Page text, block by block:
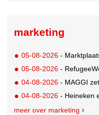
marketing
05-08-2026 - Marktplaats
05-08-2026 - RefugeeWork lanceert
04-08-2026 - MAGGI zet
04-08-2026 - Heineken en Serena
meer over marketing